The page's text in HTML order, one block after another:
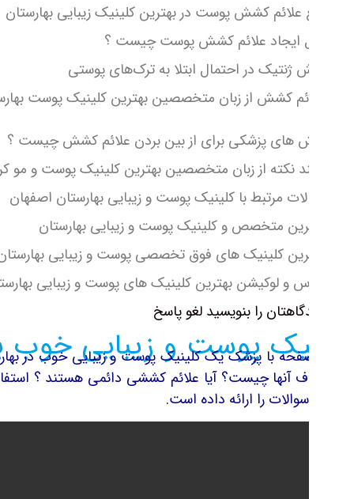
علائم کشش پوست در بهترین کلینیک زیبایی بهارستان
ایجاد علائم کشش پوست چیست ؟
ژنتیک در احتمال ابتلا به ترک‌های پوستی
کشش از زبان متخصصین بهترین کلینیک پوست بهارستان
های پزشکی برای از بین بردن علائم کشش چیست ؟
نکته از زبان متخصصین بهترین کلینیک پوست و مو کرج
مرتبط با کلینیک پوست و زیبایی بهارستان اصفهان
متخصص و کلینیک پوست و زیبایی بهارستان
کلینیک های فوق تخصصی پوست و زیبایی بهارستان
و لوکیشن بهترین کلینیک های پوست و زیبایی بهارستان
را بنویسید لغو پاسخ
پوست و زیبایی خوب
با پزشک یک کلینیک پوست و زیبایی خوب در
آنها چیست؟ آیا علائم کششی دائمی هستند ؟ استفاده از
را ارائه داده است.